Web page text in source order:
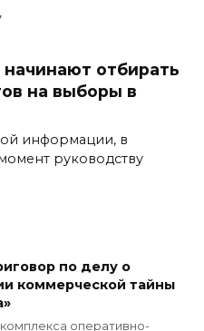
отбирать
на выборы в
информации, в
руководству
по делу о
коммерческой тайны
оперативно-